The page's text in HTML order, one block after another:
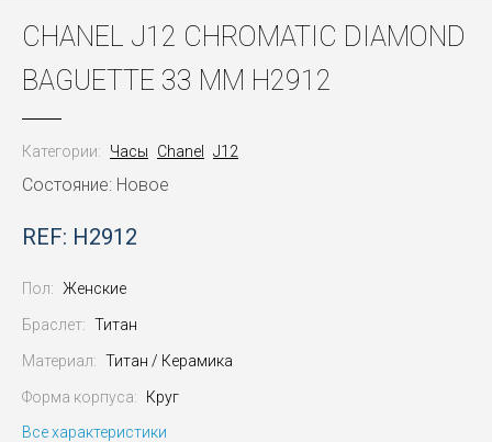
CHANEL J12 CHROMATIC DIAMOND
BAGUETTE 33 MM H2912
Категории: Часы Chanel J12
Состояние: Новое
REF: H2912
Пол: Женские
Браслет: Титан
Материал: Титан / Керамика
Форма корпуса:
Круг
Все характеристики